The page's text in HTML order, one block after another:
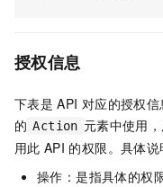
授权信息
下表是 API 对应的授权
的 Action 元素中使用
用此 API 的权限。具体说
操作：是指具体的权限